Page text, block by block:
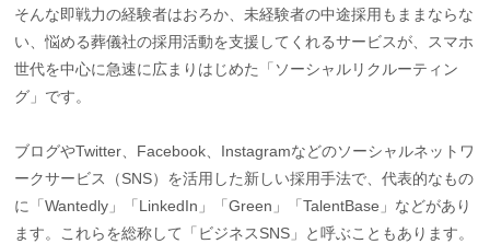
そんな即戦力の経験者はおろか、未経験者の中途採用もままならな
い、悩める葬儀社の採用活動を支援してくれるサービスが、スマホ
世代を中心に急速に広まりはじめた「ソーシャルリクルーティン
グ」です。
ブログやTwitter、Facebook、Instagramなどのソーシャルネットワ
ークサービス（SNS）を活用した新しい採用手法で、代表的なもの
に「Wantedly」「LinkedIn」「Green」「TalentBase」などがあり
ます。これらを総称して「ビジネスSNS」と呼ぶこともあります。